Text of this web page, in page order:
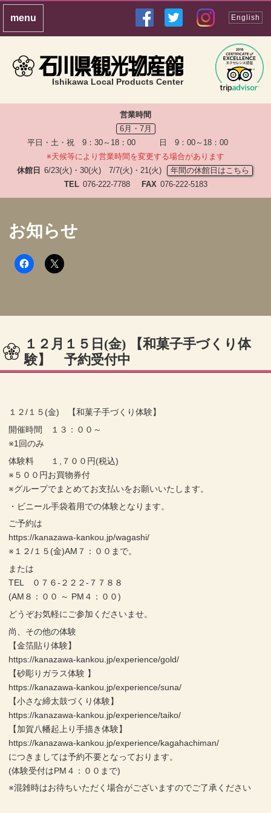
Ishikawa Local Products Center
English
営業時間
6月・7月
平日・土・祝 9：30～18：00 日 9：00～18：00
※天候等により営業時間を変更する場合があります
休館日 6/23(火)・30(火) 7/7(火)・21(火)
年間の休館日はこちら
TEL 076-222-7788 FAX 076-222-5183
お知らせ
１２月１５日(金) 【和菓子手づくり体
験】 予約受付中
１２/１５(金) 【和菓子手づくり体験】
開催時間 １３：００～
※1回のみ
体験料 １,７００円(税込)
※５００円お買物券付
※グループでまとめてお支払いをお願いいたします。
・ビニール手袋着用での体験となります。
ご予約は
https://kanazawa-kankou.jp/wagashi/
※１２/１５(金)AM７：００まで。
または
TEL ０７６-２２２-７７８８
(AM８：００ ～ PM４：００)
どうぞお気軽にご参加くださいませ。
尚、その他の体験
【金箔貼り体験】
https://kanazawa-kankou.jp/experience/gold/
【砂彫りガラス体験 】
https://kanazawa-kankou.jp/experience/suna/
【小さな締太鼓づくり体験】
https://kanazawa-kankou.jp/experience/taiko/
【加賀八幡起上り手描き体験】
https://kanazawa-kankou.jp/experience/kagahachiman/
につきましては予約不要となっております。
(体験受付はPM４：００まで)
※混雑時はお待ちいただく場合がございますのでご了承ください